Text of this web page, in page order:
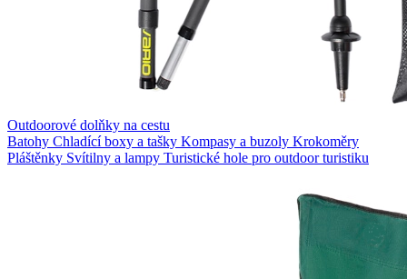
Outdoorové dolňky na cestu
Batohy Chladící boxy a tašky Kompasy a buzoly Krokoměry
Pláštěnky Svítilny a lampy Turistické hole pro outdoor turistiku